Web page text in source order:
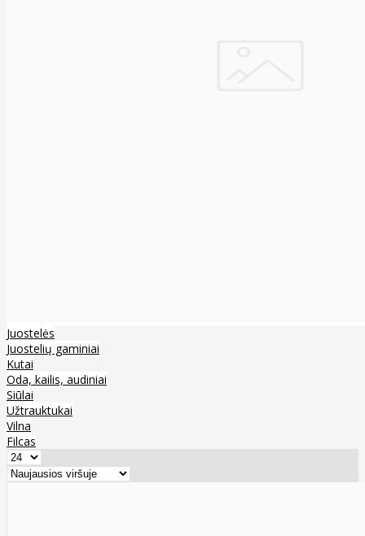
Juostelės
Juostelių gaminiai
Kutai
Oda, kailis, audiniai
Siūlai
Užtrauktukai
Vilna
Filcas